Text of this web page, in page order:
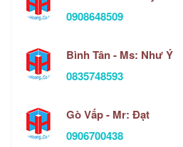
0908648509
Bình Tân - Ms: Như Ý
0835748593
Gò Vấp - Mr: Đạt
0906700438